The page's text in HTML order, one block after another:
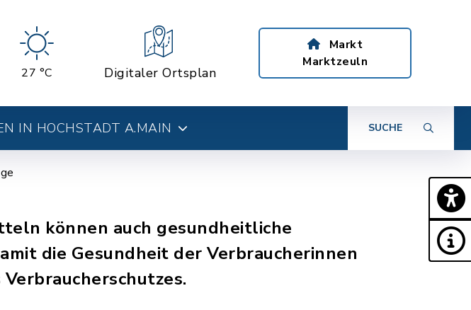
27 °C Digitaler Ortsplan
Markt
Marktzeuln
IN HOCHSTADT A.MAIN SUCHE
können auch gesundheitliche
die Gesundheit der Verbraucherinnen